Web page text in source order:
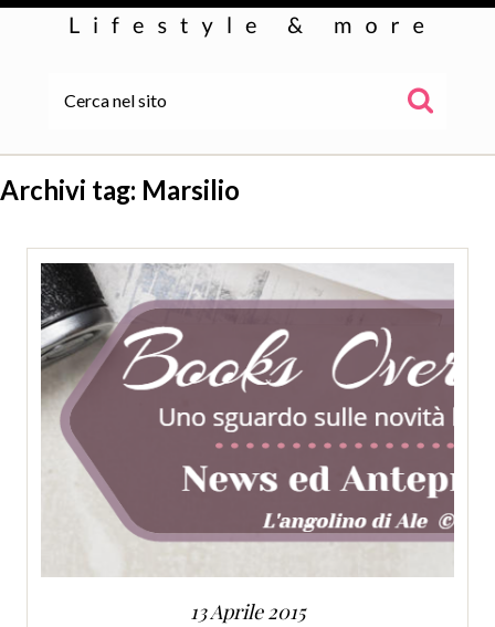
SERVIZI
COLLABORAZIONI
CONTATTI
Archivi tag: Marsilio
13 Aprile 2015